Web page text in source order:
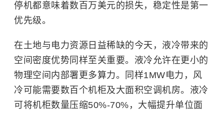
停机都意味着数百万美元的损失，稳定性是第一
优先级。
在土地与电力资源日益稀缺的今天，液冷带来的
空间密度优势同样至关重要。液冷允许在更小的
物理空间内部署更多算力。同样1MW电力，风
冷可能需要数百个机柜及大面积空调机房。液冷
可将机柜数量压缩50%-70%，大幅提升单位面